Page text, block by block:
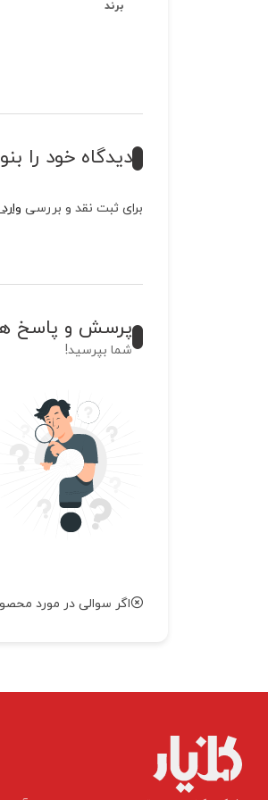
برند
دیدگاه خود را
برای ثبت نقد و بررسی
پرسش و پاسخ
شما بپرسید!
اگر سوالی در مورد